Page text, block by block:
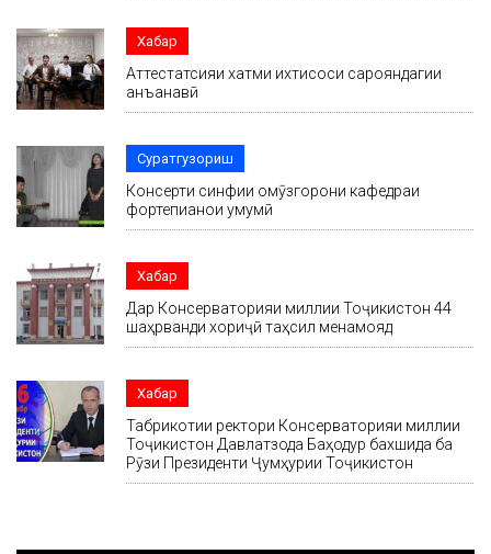
Хабар
Аттестатсияи хатми ихтисоси сарояндагии
анъанавӣ
Суратгузориш
Консерти синфии омӯзгорони кафедраи
фортепианои умумӣ
Хабар
Дар Консерваторияи миллии Тоҷикистон 44
шаҳрванди хориҷӣ таҳсил менамояд
Хабар
Табрикотии ректори Консерваторияи миллии
Тоҷикистон Давлатзода Баҳодур бахшида ба
Рӯзи Президенти Ҷумҳурии Тоҷикистон